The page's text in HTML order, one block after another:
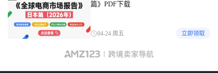
篇》PDF下载
04-24 周五 立即领取